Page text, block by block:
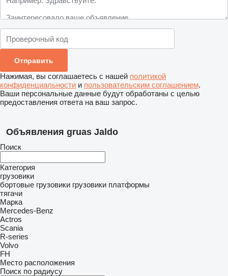
Нажимая, вы соглашаетесь с нашей политикой
конфиденциальности и пользовательским соглашением.
Ваши персональные данные будут обработаны с целью
предоставления ответа на ваш запрос.
Объявления gruas Jaldo
Поиск
Категория
грузовики
бортовые грузовики грузовики платформы
тягачи
Марка
Mercedes-Benz
Actros
Scania
R-series
Volvo
FH
Место расположения
Поиск по радиусу